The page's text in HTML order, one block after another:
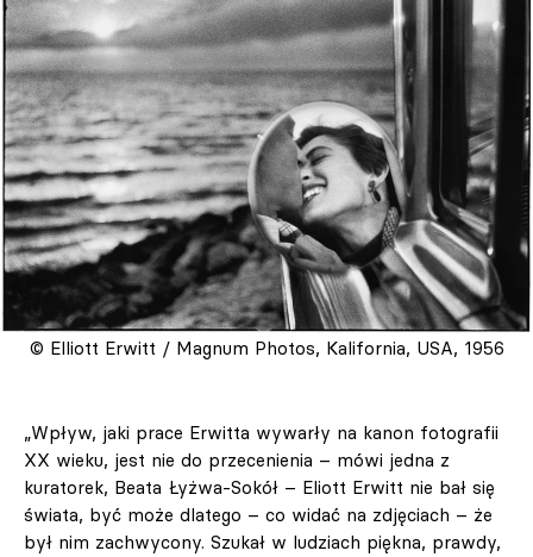
© Elliott Erwitt / Magnum Photos, Kalifornia, USA, 1956
„Wpływ, jaki prace Erwitta wywarły na kanon fotografii
XX wieku, jest nie do przecenienia – mówi jedna z
kuratorek, Beata Łyżwa-Sokół – Eliott Erwitt nie bał się
świata, być może dlatego – co widać na zdjęciach – że
był nim zachwycony. Szukał w ludziach piękna, prawdy,